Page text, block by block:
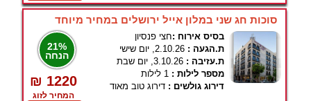
סוכות חג שני במלון אייל ירושלים במחיר מיוחד
21%
הנחה
₪ 1220
המחיר לזוג
בסיס אירוח :חצי פנסיון
ת.הגעה : 2.10.26, יום שישי
ת.עזיבה : 3.10.26, יום שבת
מספר לילות : 1 לילות
דירוג גולשים : דירוג טוב מאוד